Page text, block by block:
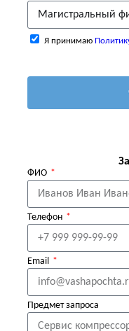
Я принимаю
ФИО
Телефон
Email
Предмет запроса